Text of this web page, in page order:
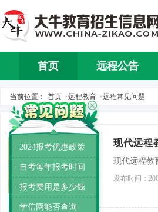
首页 远程公告
当前位置： 首页 > 远程教育 > 远程常见问题
现代远程
现代远程教
发布时间：
· 2024报考优惠政策
· 自考每年报考时间
· 报考费用是多少钱
· 学信网能否查询